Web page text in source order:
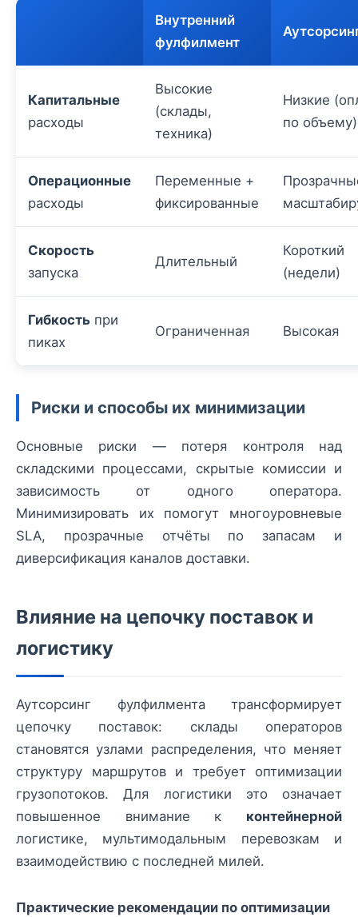
Внутренний
фулфилмент
Капитальные
расходы
Высокие
(склады,
техника)
Низкие
по объему)
Операционные
расходы
Переменные +
фиксированные
Скорость
запуска
Длительный
Короткий
(недели)
Гибкость при
пиках
Ограниченная Высокая
Риски и способы их минимизации
Основные риски — потеря контроля над
складскими процессами, скрытые комиссии и
зависимость от одного оператора.
Минимизировать их помогут многоуровневые
SLA, прозрачные отчёты по запасам и
диверсификация каналов доставки.
Влияние на цепочку поставок и
логистику
Аутсорсинг фулфилмента трансформирует
цепочку поставок: склады операторов
становятся узлами распределения, что меняет
структуру маршрутов и требует оптимизации
грузопотоков. Для логистики это означает
повышенное внимание к контейнерной
логистике, мультимодальным перевозкам и
взаимодействию с последней милей.
Практические рекомендации по оптимизации